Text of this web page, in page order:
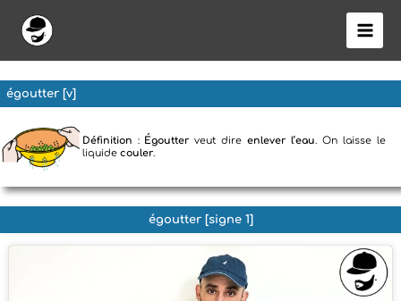
contenu
égoutter [v]
Définition : Égoutter veut direenlever l’eau. On laisse le
liquide couler.
égoutter [signe 1]